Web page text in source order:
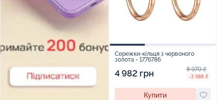
Сережки-кільця з червоного
золота - 1776786
4 982 грн 8 970 ₴
-3 988 ₴
Купити